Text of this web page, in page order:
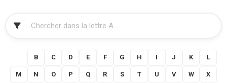
B C D E F G H I J K L
M N O P Q R S T U V W X